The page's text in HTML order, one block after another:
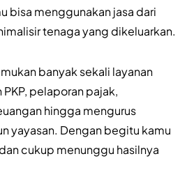
bisa menggunakan jasa dari
tenaga yang dikeluarkan.
banyak sekali layanan
pelaporan pajak,
hingga mengurus
yayasan. Dengan begitu kamu
cukup menunggu hasilnya